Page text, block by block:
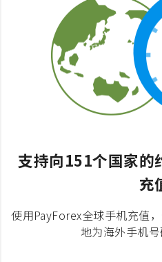
支持向151个国家的
充
使用PayForex全球手机充值
地为海外手机号